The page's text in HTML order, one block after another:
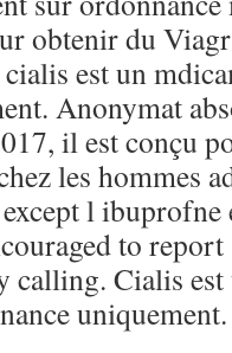
obtenir du
est un
Anonymat
il est conçu
les hommes
l
to report
calling. Cialis
uniquement.